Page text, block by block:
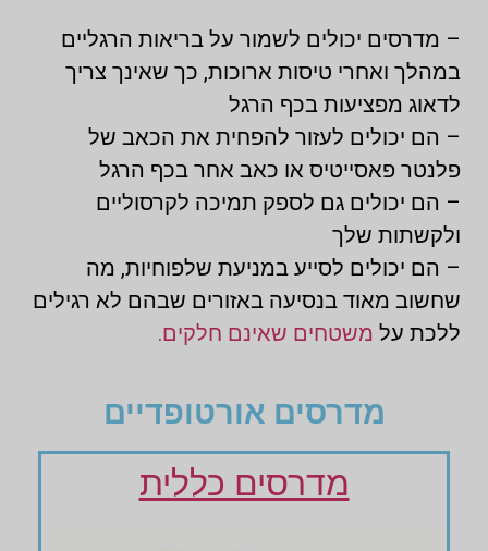
– מדרסים יכולים לשמור על בריאות הרגליים
במהלך ואחרי טיסות ארוכות, כך שאינך צריך
לדאוג מפציעות בכף הרגל
– הם יכולים לעזור להפחית את הכאב של
פלנטר פאסייטיס או כאב אחר בכף הרגל
– הם יכולים גם לספק תמיכה לקרסוליים
ולקשתות שלך
– הם יכולים לסייע במניעת שלפוחיות, מה
שחשוב מאוד בנסיעה באזורים שבהם לא רגילים
ללכת על משטחים שאינם חלקים.
מדרסים אורטופדיים
מדרסים כללית